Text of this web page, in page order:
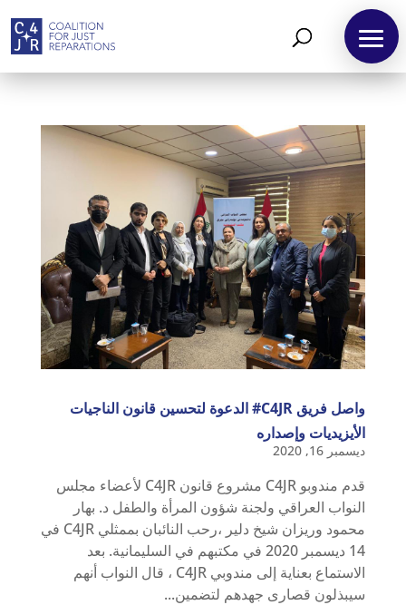
واصل فريق C4JR# الدعوة لتحسين قانون الناجيات
الأيزيديات وإصداره
ديسمبر 16, 2020
قدم مندوبو C4JR مشروع قانون C4JR لأعضاء مجلس
النواب العراقي ولجنة شؤون المرأة والطفل د. بهار
محمود وريزان شيخ دلير ،رحب النائبان بممثلي C4JR في
14 ديسمبر 2020 في مكتبهم في السليمانية. بعد
الاستماع بعناية إلى مندوبي C4JR ، قال النواب أنهم
سيبذلون قصارى جهدهم لتضمين...